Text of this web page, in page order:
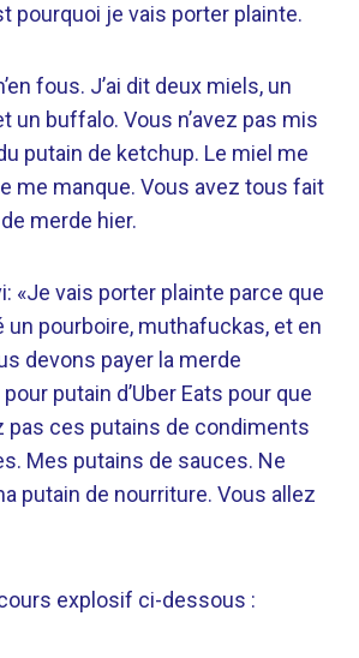
pourquoi je vais porter plainte.
fous. J’ai dit deux miels, un
un buffalo. Vous n’avez pas mis
putain de ketchup. Le miel me
me manque. Vous avez tous fait
merde hier.
«Je vais porter plainte parce que
un pourboire, muthafuckas, et en
devons payer la merde
putain d’Uber Eats pour que
pas ces putains de condiments
Mes putains de sauces. Ne
putain de nourriture. Vous allez
explosif ci-dessous :